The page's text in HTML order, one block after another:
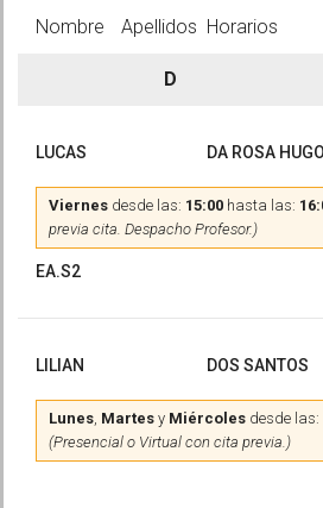
Nombre Apellidos Horarios
D
LUCAS DA ROSA HUGO
Viernes desde las: 15:00 hasta las:
previa cita. Despacho Profesor.)
EA.S2
LILIAN DOS SANTOS
Lunes, Martes y Miércoles desde las:
(Presencial o Virtual con cita previa.)